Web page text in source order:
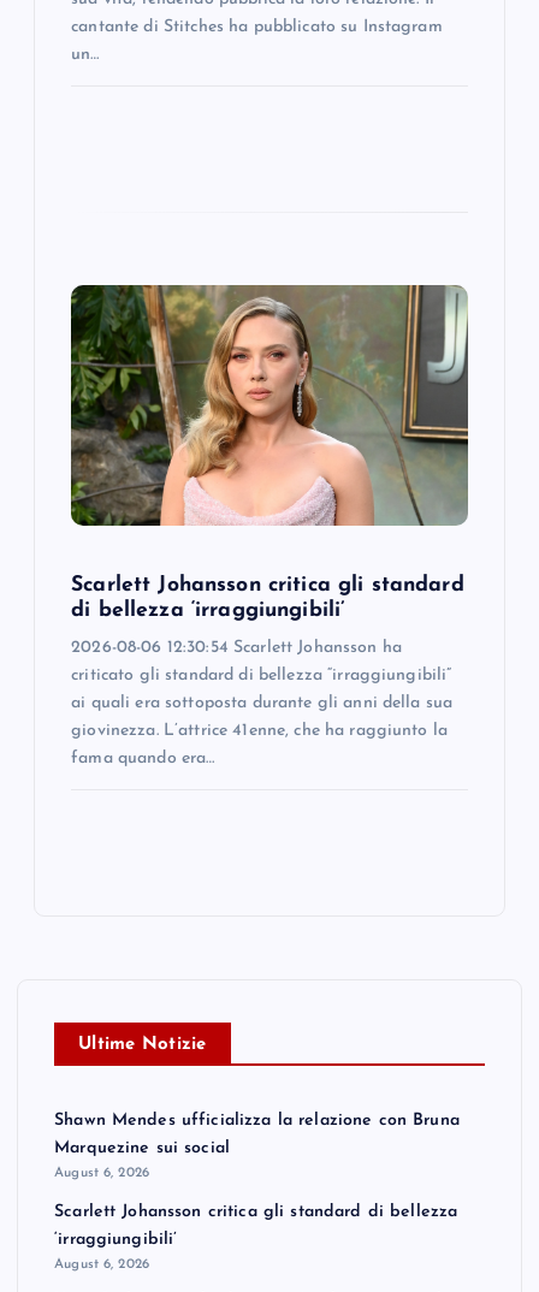
cantante di Stitches ha pubblicato su Instagram
un…
Scarlett Johansson critica gli standard
di bellezza ‘irraggiungibili’
2026-08-06 12:30:54 Scarlett Johansson ha
criticato gli standard di bellezza “irraggiungibili”
ai quali era sottoposta durante gli anni della sua
giovinezza. L’attrice 41enne, che ha raggiunto la
fama quando era…
Ultime Notizie
Shawn Mendes ufficializza la relazione con Bruna
Marquezine sui social
August 6, 2026
Scarlett Johansson critica gli standard di bellezza
‘irraggiungibili’
August 6, 2026